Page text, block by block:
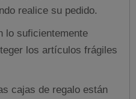
realice su pedido.
lo suficientemente
los artículos frágiles
cajas de regalo están